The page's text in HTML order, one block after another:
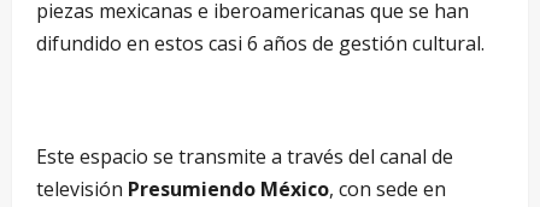
piezas mexicanas e iberoamericanas que se han
difundido en estos casi 6 años de gestión cultural.
Este espacio se transmite a través del canal de
televisión Presumiendo México, con sede en